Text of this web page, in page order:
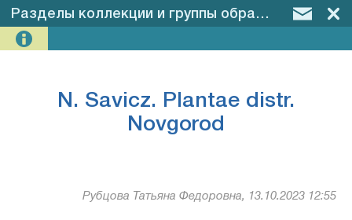
Разделы коллекции и группы образцов –N.
N. Savicz. Plantae distr.
Novgorod
Рубцова Татьяна Федоровна, 13.10.2023 12:55